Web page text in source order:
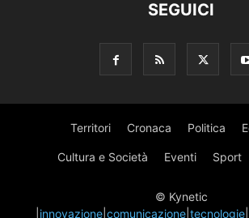
SEGUICI
Territori Cronaca Politica
Cultura e Società Eventi Sport
© Kynetic
innovazione comunicazione tecnologie